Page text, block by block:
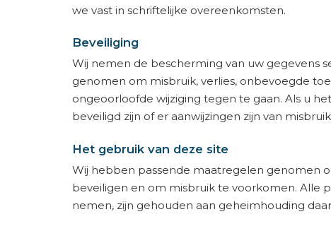
we vast in schriftelijke overeenkomsten.
Beveiliging
Wij nemen de bescherming van uw gegevens
genomen om misbruik, verlies, onbevoegde
ongeoorloofde wijziging tegen te gaan. Als u
beveiligd zijn of er aanwijzingen zijn van
Het gebruik van deze site
Wij hebben passende maatregelen genomen
beveiligen en om misbruik te voorkomen. Alle
nemen, zijn gehouden aan geheimhouding